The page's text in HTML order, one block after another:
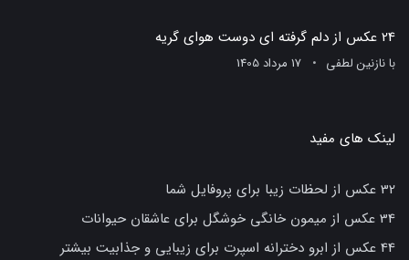
24 عکس از دلم گرفته ای دوست هوای گریه
بانازنین لطفی 17 مرداد 1405
لینک های مفید
32 عکس از لحظات زیبا برای پروفایل شما
34 عکس از میمون خانگی خوشگل برای عاشقان حیوانات
44 عکس از ابرو دخترانه اسپرت برای زیبایی و جذابیت بیشتر